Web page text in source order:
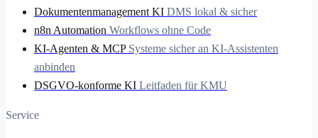
Dokumentenmanagement KI DMS lokal & sicher
n8n Automation Workflows ohne Code
KI-Agenten & MCP Systeme sicher an KI-Assistenten
anbinden
DSGVO-konforme KI Leitfaden für KMU
Service